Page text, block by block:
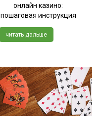
онлайн казино:
пошаговая инструкция
читать дальше